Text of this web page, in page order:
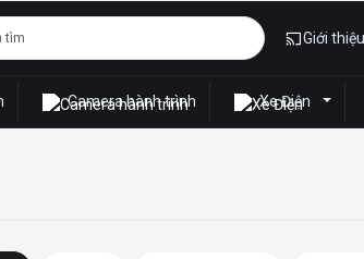
Giới thiệu
Camera hành trình Xe Điện